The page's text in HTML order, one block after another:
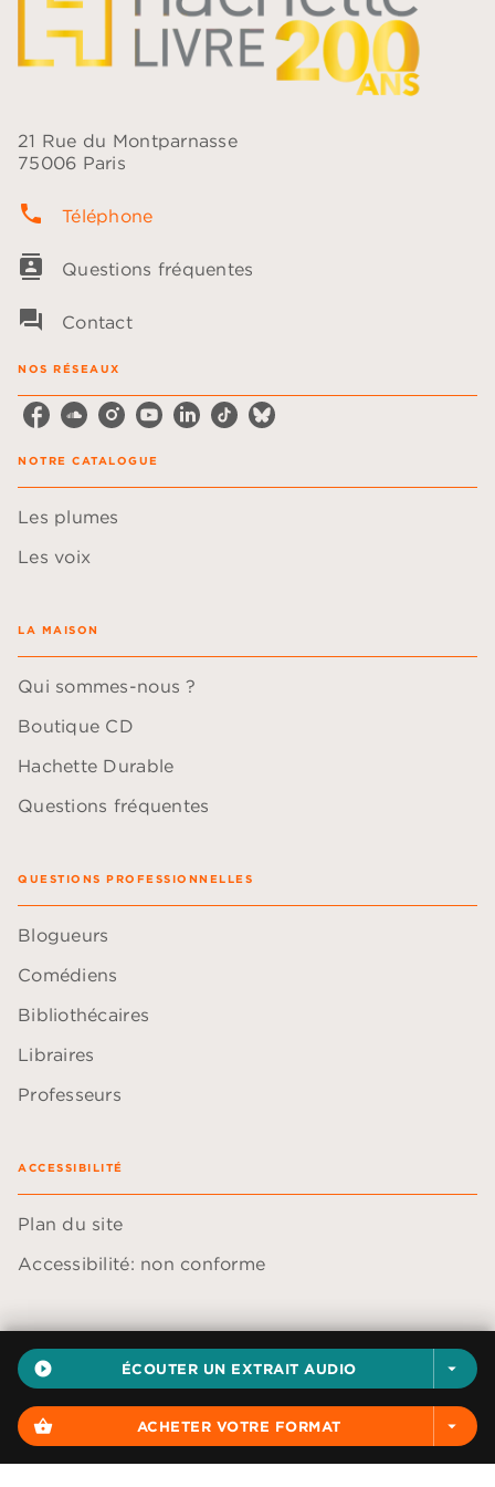
play_circle_filled ÉCOUTER UN EXTRAIT AUDIO arrow_drop_down
shopping_basket ACHETER VOTRE FORMAT arrow_drop_down
21 Rue du Montparnasse
75006 Paris
phone Téléphone
contacts Questions fréquentes
question_answer Contact
NOS RÉSEAUX
NOTRE CATALOGUE
Les plumes
Les voix
LA MAISON
Qui sommes-nous ?
Boutique CD
Hachette Durable
Questions fréquentes
QUESTIONS PROFESSIONNELLES
Blogueurs
Comédiens
Bibliothécaires
Libraires
Professeurs
ACCESSIBILITÉ
Plan du site
Accessibilité: non conforme
Données personnelles
Paramétrer vos cookies
Mentions légales